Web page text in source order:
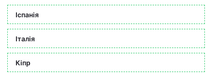
Іспанія
Італія
Кіпр